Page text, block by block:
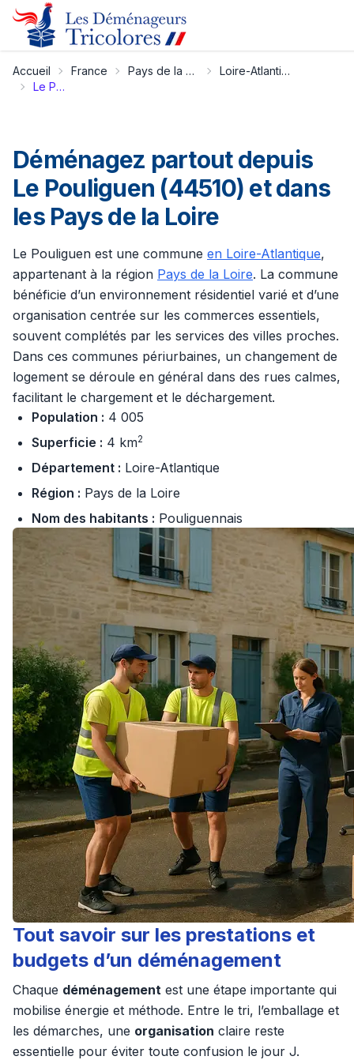
Accueil France Pays de la Loire
Loire-Atlantique
Le Pouliguen
Déménagez partout depuis
Le Pouliguen (44510) et dans
les Pays de la Loire
Le Pouliguen est une commune en Loire-Atlantique,
appartenant à la région Pays de la Loire. La commune
bénéficie d’un environnement résidentiel varié et d’une
organisation centrée sur les commerces essentiels,
souvent complétés par les services des villes proches.
Dans ces communes périurbaines, un changement de
logement se déroule en général dans des rues calmes,
facilitant le chargement et le déchargement.
Population : 4 005
Superficie : 4 km2
Département : Loire-Atlantique
Région : Pays de la Loire
Nom des habitants : Pouliguennais
Tout savoir sur les prestations et
budgets d’un déménagement
Chaque déménagement est une étape importante qui
mobilise énergie et méthode. Entre le tri, l’emballage et
les démarches, une organisation claire reste
essentielle pour éviter toute confusion le jour J.